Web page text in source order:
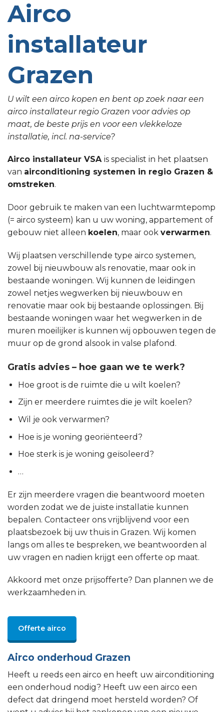
Airco
installateur
Grazen
U wilt een airco kopen en bent op zoek naar een
airco installateur regio Grazen voor advies op
maat, de beste prijs en voor een vlekkeloze
installatie, incl. na-service?
Airco installateur VSA is specialist in het plaatsen
van airconditioning systemen in regio Grazen &
omstreken.
Door gebruik te maken van een luchtwarmtepomp
(= airco systeem) kan u uw woning, appartement of
gebouw niet alleen koelen, maar ook verwarmen.
Wij plaatsen verschillende type airco systemen,
zowel bij nieuwbouw als renovatie, maar ook in
bestaande woningen. Wij kunnen de leidingen
zowel netjes wegwerken bij nieuwbouw en
renovatie maar ook bij bestaande oplossingen. Bij
bestaande woningen waar het wegwerken in de
muren moeilijker is kunnen wij opbouwen tegen de
muur op de grond alsook in valse plafond.
Gratis advies – hoe gaan we te werk?
Hoe groot is de ruimte die u wilt koelen?
Zijn er meerdere ruimtes die je wilt koelen?
Wil je ook verwarmen?
Hoe is je woning georiënteerd?
Hoe sterk is je woning geïsoleerd?
…
Er zijn meerdere vragen die beantwoord moeten
worden zodat we de juiste installatie kunnen
bepalen. Contacteer ons vrijblijvend voor een
plaatsbezoek bij uw thuis in Grazen. Wij komen
langs om alles te bespreken, we beantwoorden al
uw vragen en nadien krijgt een offerte op maat.
Akkoord met onze prijsofferte? Dan plannen we de
werkzaamheden in.
Offerte airco
Airco onderhoud Grazen
Heeft u reeds een airco en heeft uw airconditioning
een onderhoud nodig? Heeft uw een airco een
defect dat dringend moet hersteld worden? Of